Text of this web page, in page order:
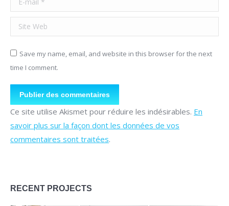
Site Web
Save my name, email, and website in this browser for the next
time I comment.
Publier des commentaires
Ce site utilise Akismet pour réduire les indésirables. En
savoir plus sur la façon dont les données de vos
commentaires sont traitées.
RECENT PROJECTS